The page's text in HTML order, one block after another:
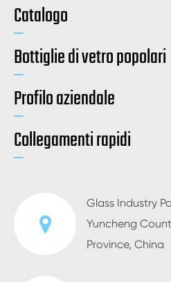
Catalogo
Bottiglie di vetro popolari
Profilo aziendale
Collegamenti rapidi
Glass Industry
Yuncheng
Province, China